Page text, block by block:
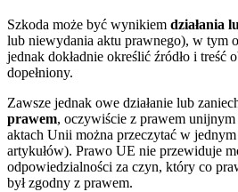
Szkoda może być wynikiem działania
lub niewydania aktu prawnego), w tym
jednak dokładnie określić źródło i treść
dopełniony.
Zawsze jednak owe działanie lub
prawem, oczywiście z prawem
aktach Unii można przeczytać w
artykułów). Prawo UE nie przewiduje
odpowiedzialności za czyn, który co
był zgodny z prawem.